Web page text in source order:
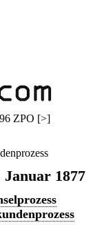
ZPO [>]
1877